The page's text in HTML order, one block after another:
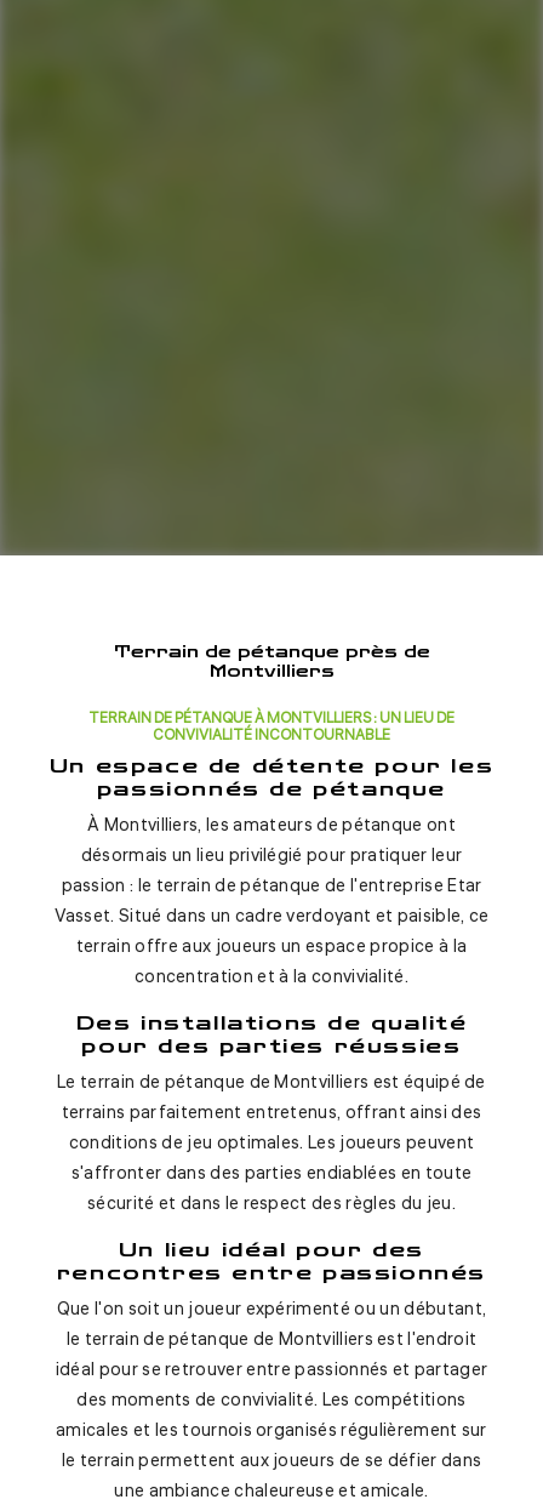
Terrain de pétanque près de
Montvilliers
TERRAIN DE PÉTANQUE À MONTVILLIERS : UN LIEU DE
CONVIVIALITÉ INCONTOURNABLE
Un espace de détente pour les
passionnés de pétanque
À Montvilliers, les amateurs de pétanque ont
désormais un lieu privilégié pour pratiquer leur
passion : le terrain de pétanque de l'entreprise Etar
Vasset. Situé dans un cadre verdoyant et paisible, ce
terrain offre aux joueurs un espace propice à la
concentration et à la convivialité.
Des installations de qualité
pour des parties réussies
Le terrain de pétanque de Montvilliers est équipé de
terrains parfaitement entretenus, offrant ainsi des
conditions de jeu optimales. Les joueurs peuvent
s'affronter dans des parties endiablées en toute
sécurité et dans le respect des règles du jeu.
Un lieu idéal pour des
rencontres entre passionnés
Que l'on soit un joueur expérimenté ou un débutant,
le terrain de pétanque de Montvilliers est l'endroit
idéal pour se retrouver entre passionnés et partager
des moments de convivialité. Les compétitions
amicales et les tournois organisés régulièrement sur
le terrain permettent aux joueurs de se défier dans
une ambiance chaleureuse et amicale.